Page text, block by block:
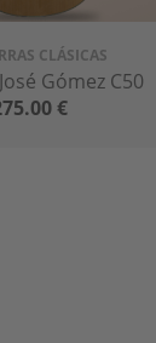
CLÁSICAS
Gómez C50
€